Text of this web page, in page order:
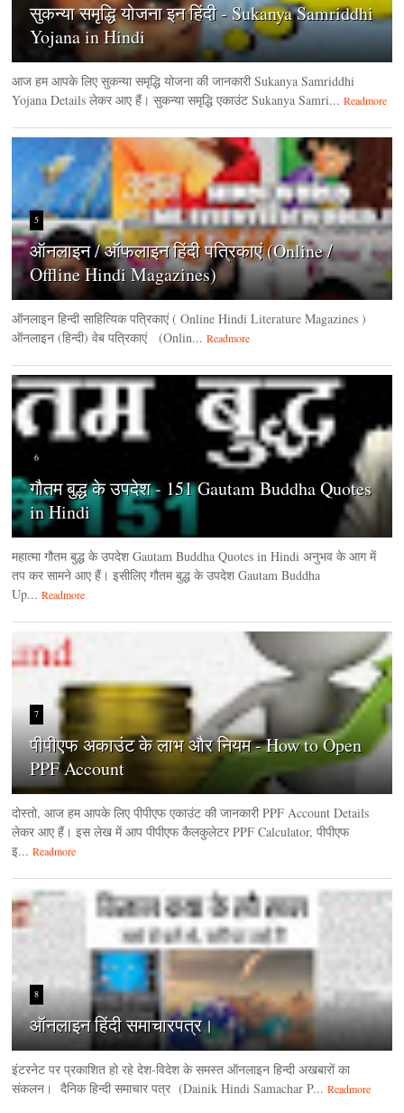
सुकन्या समृद्धि योजना इन हिंदी - Sukanya Samriddhi
Yojana in Hindi
आज हम आपके लिए सुकन्या समृद्धि योजना की जानकारी Sukanya Samriddhi
Yojana Details लेकर आए हैं। सुकन्या समृद्धि एकाउंट Sukanya Samri... Readmore
5
ऑनलाइन / ऑफलाइन हिंदी पत्रिकाएं (Online /
Offline Hindi Magazines)
ऑनलाइन हिन्‍दी साहित्यिक पत्रिकाएं ( Online Hindi Literature Magazines )
ऑनलाइन (हिन्‍दी) वेब पत्रिकाएं (Onlin... Readmore
6
गौतम बुद्ध के उपदेश - 151 Gautam Buddha Quotes
in Hindi
महात्मा गौतम बुद्ध के उपदेश Gautam Buddha Quotes in Hindi अनुभव के आग में
तप कर सामने आए हैं। इसीलिए गौतम बुद्ध के उपदेश Gautam Buddha
Up... Readmore
7
पीपीएफ अकाउंट के लाभ और नियम - How to Open
PPF Account
दोस्तो, आज हम आपके लिए पीपीएफ एकाउंट की जानकारी PPF Account Details
लेकर आए हैं। इस लेख में आप पीपीएफ कैलकुलेटर PPF Calculator, पीपीएफ
इ... Readmore
8
ऑनलाइन हिंदी समाचारपत्र।
इंटरनेट पर प्रकाशित हो रहे देश-विदेश के समस्त ऑनलाइन हिन्दी अखबारों का
संकलन। दैनिक हिन्‍दी समाचार पत्र (Dainik Hindi Samachar P... Readmore